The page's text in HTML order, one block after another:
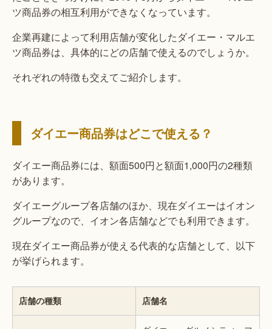
ツ商品券の相互利用ができなくなっています。
企業再建によって利用店舗が変化したダイエー・マルエ
ツ商品券は、具体的にどの店舗で使えるのでしょうか。
それぞれの特徴も交えてご紹介します。
ダイエー商品券はどこで使える？
ダイエー商品券には、額面500円と額面1,000円の2種類
があります。
ダイエーグループ各店舗のほか、現在ダイエーはイオン
グループなので、イオン各店舗などでも利用できます。
現在ダイエー商品券が使える代表的な店舗として、以下
が挙げられます。
店舗の種類 店舗名